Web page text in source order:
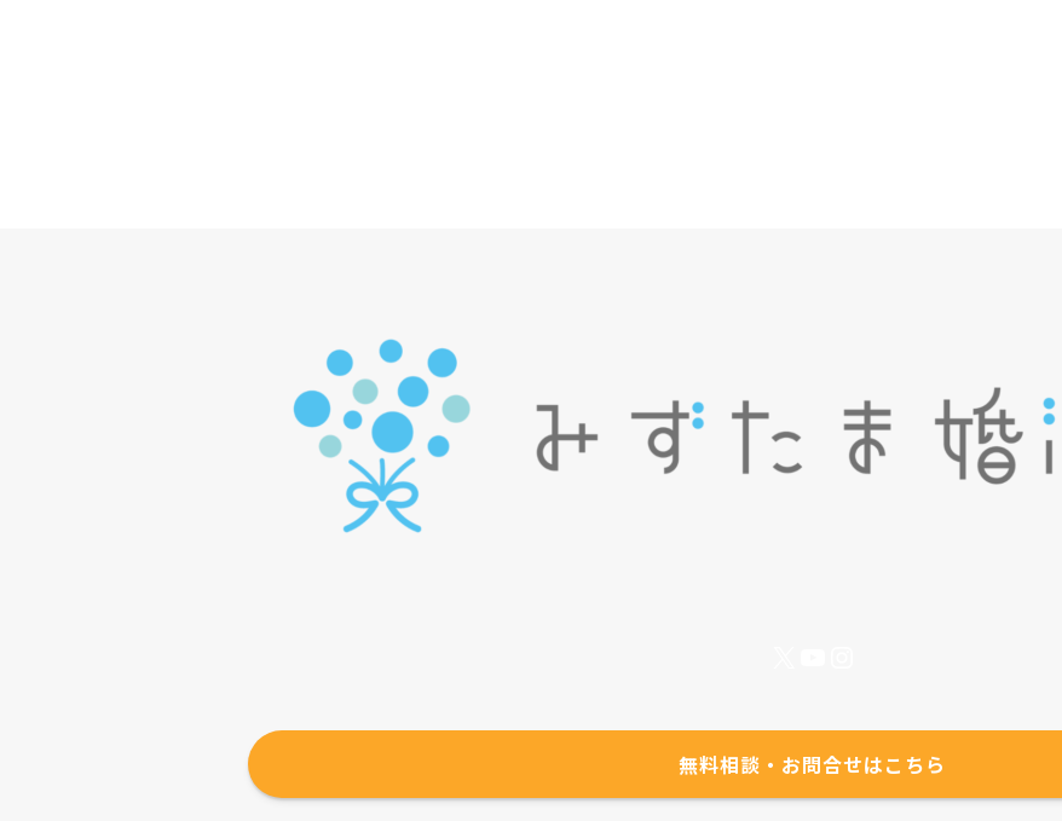
無料相談・お問合せはこちら